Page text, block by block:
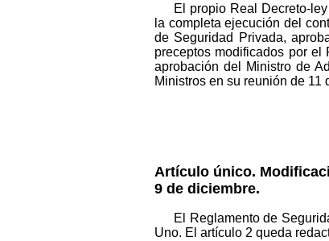
El propio Real Decreto-
la completa ejecución del
de Seguridad Privada,
preceptos modificados por el
aprobación del Ministro de
Ministros en su reunión de 11
Artículo único.
9 de diciembre.
El Reglamento de
Uno. El artículo 2 queda